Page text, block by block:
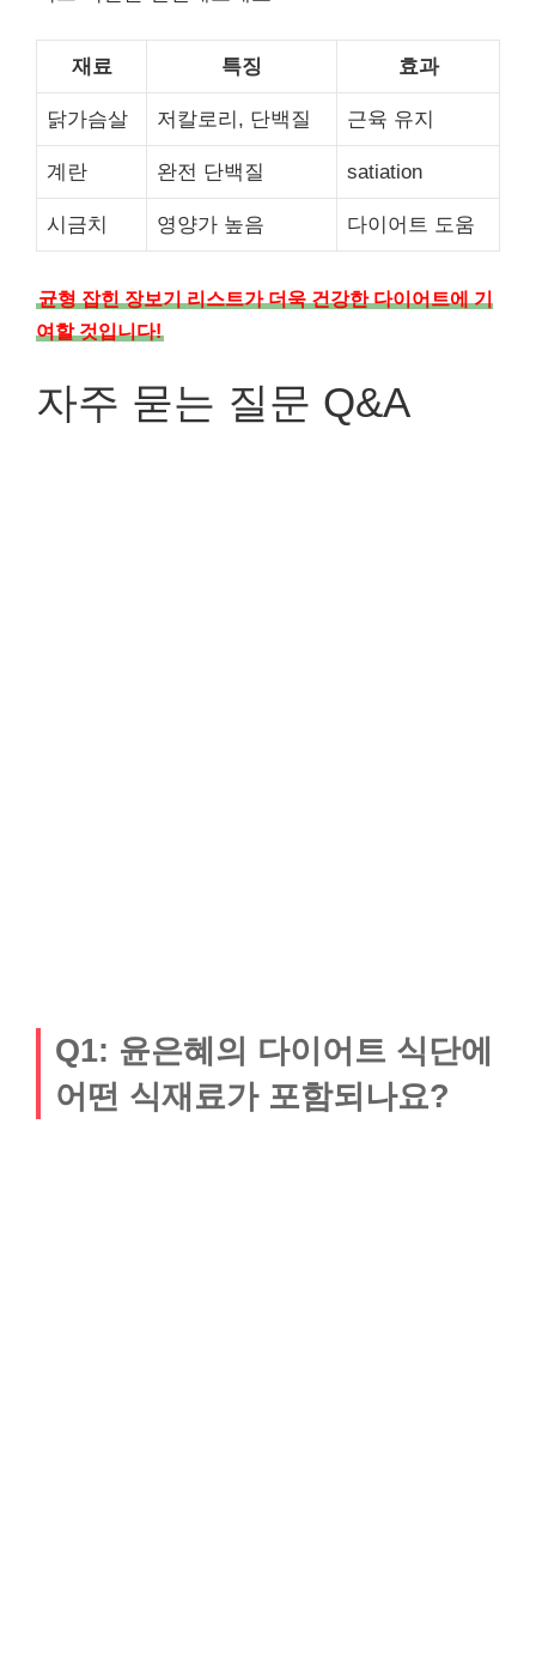
재료 특징 효과
닭가슴살 저칼로리, 단백질 근육 유지
계란 완전 단백질 satiation
시금치 영양가 높음 다이어트 도움
균형 잡힌 장보기 리스트가 더욱 건강한 다이어트에 기
여할 것입니다!
자주 묻는 질문 Q&A
Q1: 윤은혜의 다이어트 식단에
어떤 식재료가 포함되나요?